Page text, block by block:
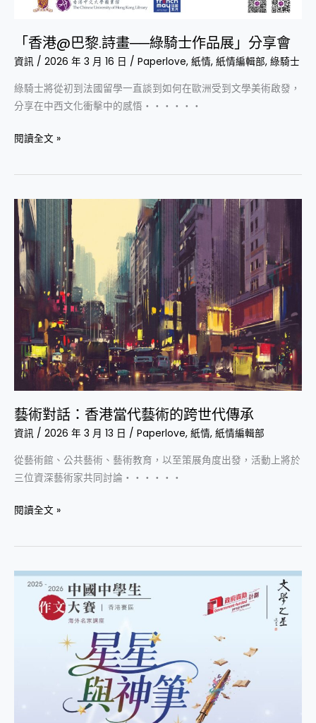
「香港@巴黎.詩畫──綠騎士作品展」分享會
資訊 / 2026 年 3 月 16 日 / Paperlove, 紙情, 紙情編輯部, 綠騎士
綠騎士將從初到法國留學一直談到如何在歐洲受到文學美術啟發，
分享在中西文化衝擊中的感悟‧‧‧‧‧‧
閱讀全文 »
藝術對話：香港當代藝術的跨世代傳承
資訊 / 2026 年 3 月 13 日 / Paperlove, 紙情, 紙情編輯部
從藝術館、公共藝術、藝術教育，以至策展角度出發，活動上將於
三位資深藝術家共同討論‧‧‧‧‧‧
藝
術
對
話：
香
港
藝
術
世
代
傳
承
閱讀全文 »
中